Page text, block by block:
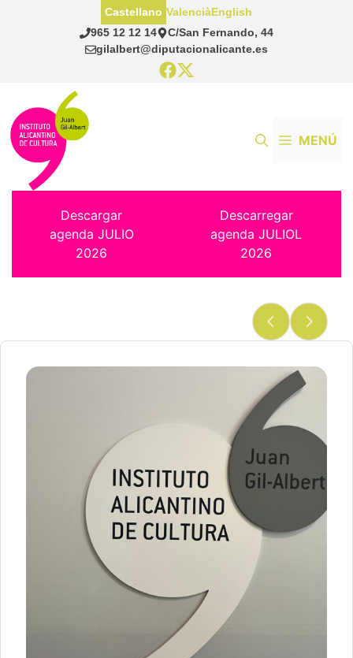
965 12 12 14
C/San Fernando, 44
gilalbert@diputacionalicante.es
Castellano ValenciàEnglish
MENÚ
Descargar
agenda JULIO
2026
Descarregar
agenda JULIOL
2026